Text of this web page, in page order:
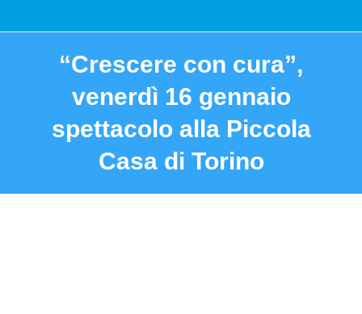
“Crescere con cura”,
venerdì 16 gennaio
spettacolo alla Piccola
Casa di Torino